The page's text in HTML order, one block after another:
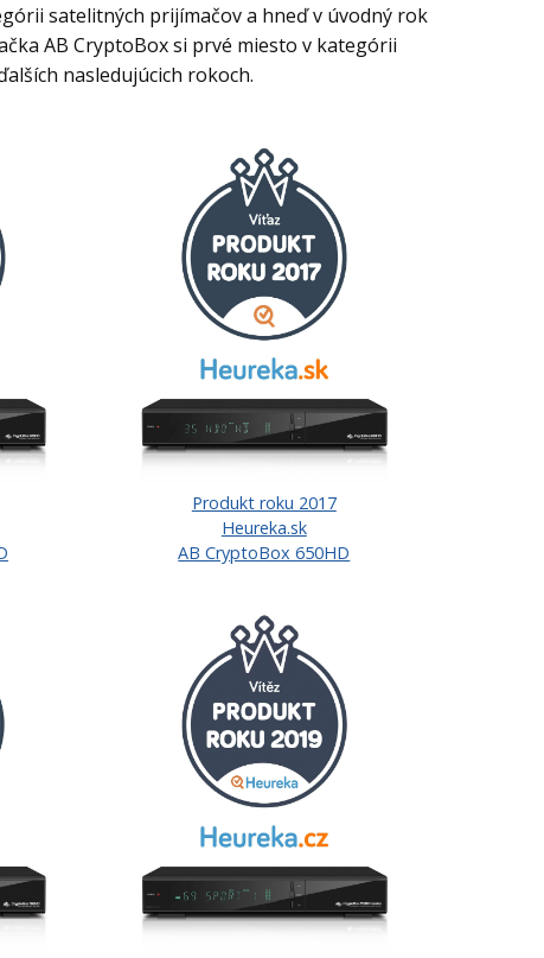
satelitných prijímačov a hneď v úvodný rok
AB CryptoBox si prvé miesto v kategórii
nasledujúcich rokoch.
Produkt roku 2017
Heureka.sk
AB CryptoBox 650HD